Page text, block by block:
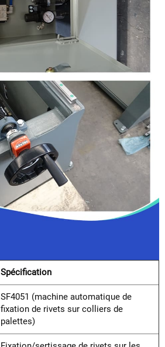
Spécification
SF4051 (machine automatique de
fixation de rivets sur colliers de
palettes)